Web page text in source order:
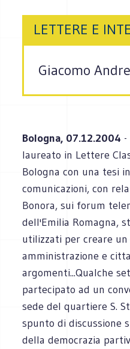
LETTERE E
Giacomo
Bologna, 07.12.2004 -
laureato in Lettere
Bologna con una tesi
comunicazioni, con
Bonora, sui forum
dell'Emilia Romagna,
utilizzati per creare
amministrazione e
argomenti...Qualche
partecipato ad un
sede del quartiere S.
spunto di discussione
della democrazia